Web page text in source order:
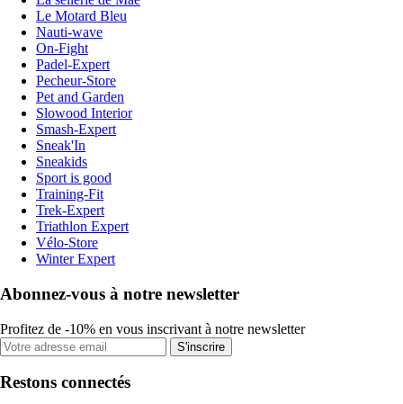
Le Motard Bleu
Nauti-wave
On-Fight
Padel-Expert
Pecheur-Store
Pet and Garden
Slowood Interior
Smash-Expert
Sneak'In
Sneakids
Sport is good
Training-Fit
Trek-Expert
Triathlon Expert
Vélo-Store
Winter Expert
Abonnez-vous à notre newsletter
Profitez de -10% en vous inscrivant à notre newsletter
S'inscrire
Restons connectés